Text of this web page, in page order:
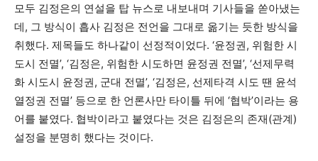
모두 김정은의 연설을 탑 뉴스로 내보내며 기사들을 쏟아냈는
데, 그 방식이 흡사 김정은 전언을 그대로 옮기는 듯한 방식을
취했다. 제목들도 하나같이 선정적이었다. ‘윤정권, 위험한 시
도시 전멸’, ‘김정은, 위험한 시도하면 윤정권 전멸’, ‘선제무력
화 시도시 윤정권, 군대 전멸’, ‘김정은, 선제타격 시도 땐 윤석
열정권 전멸’ 등으로 한 언론사만 타이틀 뒤에 ‘협박’이라는 용
어를 붙였다. 협박이라고 붙였다는 것은 김정은의 존재(관계)
설정을 분명히 했다는 것이다.